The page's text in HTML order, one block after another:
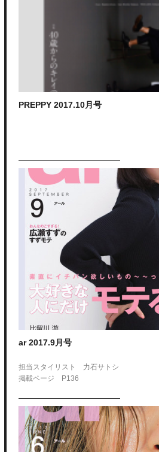
持ち込みのデザインも承ります。
先日、ブライダルでご来店頂いたお客様は
ながら施術していきました☆
ドレスの写真はイメージ写真ですが、オフ
りました♡
PREPPY 2017.10月号
P３６〜３７、P４８
ar 2017.9月号
担当スタイリスト 力石サトシ
掲載ページ P136